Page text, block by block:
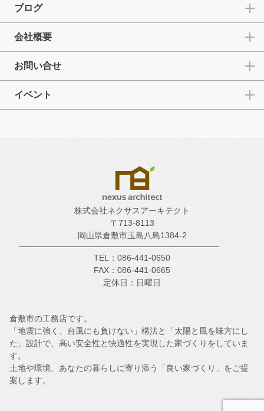
ブログ
会社概要
お問い合せ
イベント
株式会社ネクサスアーキテクト
〒713-8113
岡山県倉敷市玉島八島1384-2
TEL：086-441-0650
FAX：086-441-0665
定休日：日曜日
倉敷市の工務店です。
「地震に強く、台風にも負けない」構法と「太陽と風を味方にし
た」設計で、高い安全性と快適性を実現した家づくりをしていま
す。
土地や環境、あなたの暮らしに寄り添う「良い家づくり」をご提
案します。